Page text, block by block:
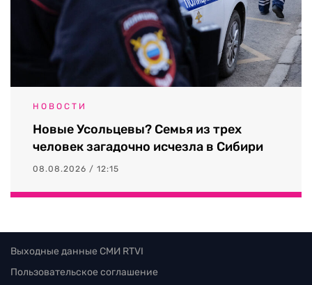
НОВОСТИ
Новые Усольцевы? Семья из трех
человек загадочно исчезла в Сибири
08.08.2026 / 12:15
Выходные данные СМИ RTVI
Пользовательское соглашение